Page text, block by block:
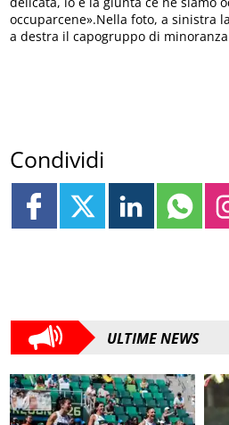
occuparcene».Nella foto, a sinistra
a destra il capogruppo di minoranza
Condividi
ULTIME NEWS